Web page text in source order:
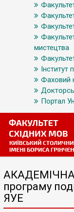
мистецтва
Інститут
Фаховий
Портал
АКАДЕМІЧНА
програму
ЯУЕ